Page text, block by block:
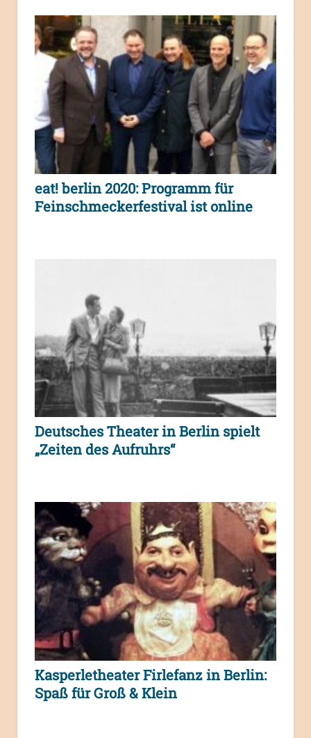
eat! berlin 2020: Programm für
Feinschmeckerfestival ist online
Deutsches Theater in Berlin spielt
„Zeiten des Aufruhrs“
Kasperletheater Firlefanz in Berlin:
Spaß für Groß & Klein